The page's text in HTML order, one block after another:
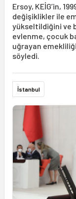
Ersoy, KEİG’in,
değişiklikler ile
yükseltildiğini ve
evlenme, çocuk
uğrayan
söyledi.
İstanbul